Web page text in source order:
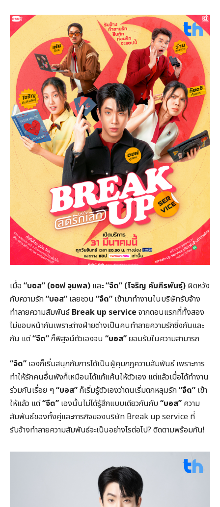
เมื่อ “บอส” (ออฟ จุมพล) และ“จืด” (โจริญ คัมภีรพันธุ์) ผิดหวัง
กับความรัก“บอส” เลยชวน “จืด” เข้ามาทำงานในบริษัทรับจ้าง
ทำลายความสัมพันธ์Break up service จากตอนแรกที่ทั้งสอง
ไม่ชอบหน้ากันเพราะต่างฝ่ายต่างเป็นคนทำลายความรักซึ่งกันและ
กัน แต่“จืด”ก็พิสูจน์ตัวเองจน “บอส”ยอมรับในความสามารถ
“จืด” เองก็เริ่มสนุกกับการได้เป็นผู้คุมกฎความสัมพันธ์ เพราะการ
ทำให้รักคนอื่นพังก็เหมือนได้แก้แค้นให้ตัวเอง แต่แล้วเมื่อได้ทำงาน
ร่วมกันเรื่อย ๆ“บอส”ก็เริ่มรู้ตัวเองว่าตนเริ่มตกหลุมรัก“จืด” เข้า
ให้แล้ว แต่“จืด” เองนั้นไม่ได้รู้สึกแบบเดียวกันกับ“บอส” ความ
สัมพันธ์ของทั้งคู่และภารกิจของบริษัท Break up service ที่
รับจ้างทำลายความสัมพันธ์จะเป็นอย่างไรต่อไป? ติดตามพร้อมกัน!